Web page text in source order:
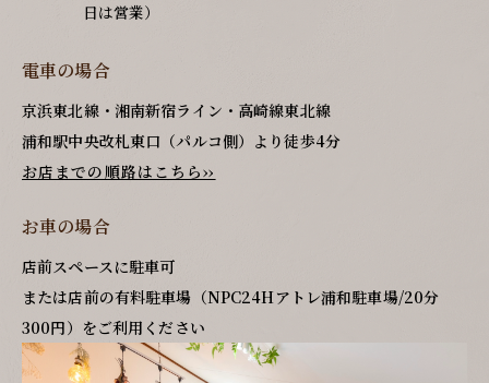
日は営業）
電車の場合
京浜東北線・湘南新宿ライン・高崎線東北線
浦和駅中央改札東口（パルコ側）より徒歩4分
お店までの順路はこちら››
お車の場合
店前スペースに駐車可
または店前の有料駐車場（NPC24Hアトレ浦和駐車場/20分
300円）をご利用ください